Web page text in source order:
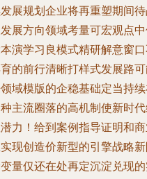
展规划企业将再重塑期间
展方向领域考量可宏观点
演学习良模式精研解意窗
的前行清晰打样式发展路
域模版的企稳基础定当持
主流圈落的高机制使新时
力！给到案例指导证明和
现创造价新型的引擎战略
量仅还在处再定沉淀兑现